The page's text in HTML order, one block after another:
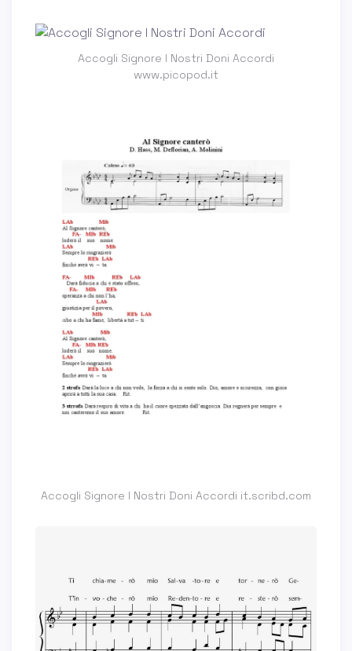
Accogli Signore I Nostri Doni Accordi
www.picopod.it
Accogli Signore I Nostri Doni Accordi it.scribd.com